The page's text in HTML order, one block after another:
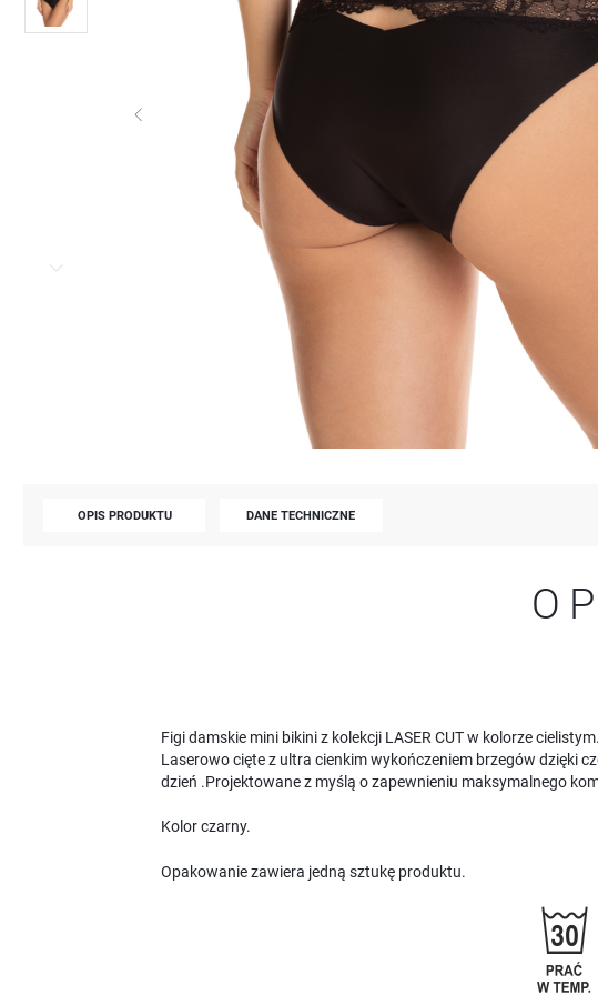
OPIS PRODUKTU DANE TECHNICZNE
Figi damskie mini bikini z kolekcji LASER CUT w kolorze
Laserowo cięte z ultra cienkim wykończeniem brzegów dzięki
dzień .Projektowane z myślą o zapewnieniu maksymalnego
Kolor czarny.
Opakowanie zawiera jedną sztukę produktu.
Szanujemy
wszystkie. W